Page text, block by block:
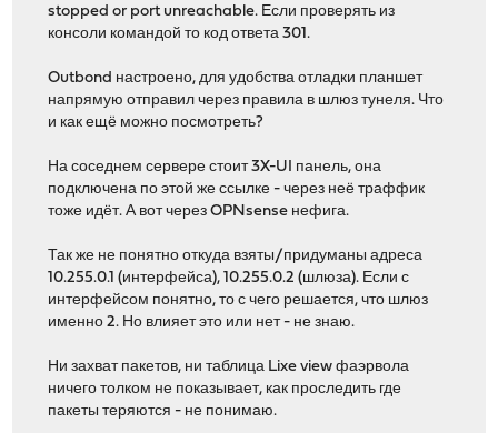
stopped or port unreachable. Если проверять из
консоли командой то код ответа 301.
Outbond настроено, для удобства отладки планшет
напрямую отправил через правила в шлюз тунеля. Что
и как ещё можно посмотреть?
На соседнем сервере стоит 3X-UI панель, она
подключена по этой же ссылке - через неё траффик
тоже идёт. А вот через OPNsense нефига.
Так же не понятно откуда взяты/придуманы адреса
10.255.0.1 (интерфейса), 10.255.0.2 (шлюза). Если с
интерфейсом понятно, то с чего решается, что шлюз
именно 2. Но влияет это или нет - не знаю.
Ни захват пакетов, ни таблица Lixe view фаэрвола
ничего толком не показывает, как проследить где
пакеты теряются - не понимаю.